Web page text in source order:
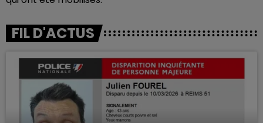
FIL D'ACTUS